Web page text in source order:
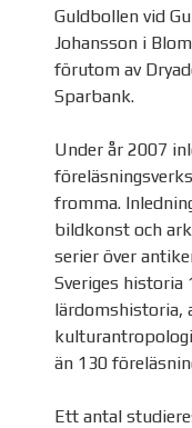
Guldbollen vid
Johansson i
förutom av
Sparbank.
Under år 2007
fromma.
bildkonst och
serier över
Sveriges historia
lärdomshistoria,
än 130
Ett antal